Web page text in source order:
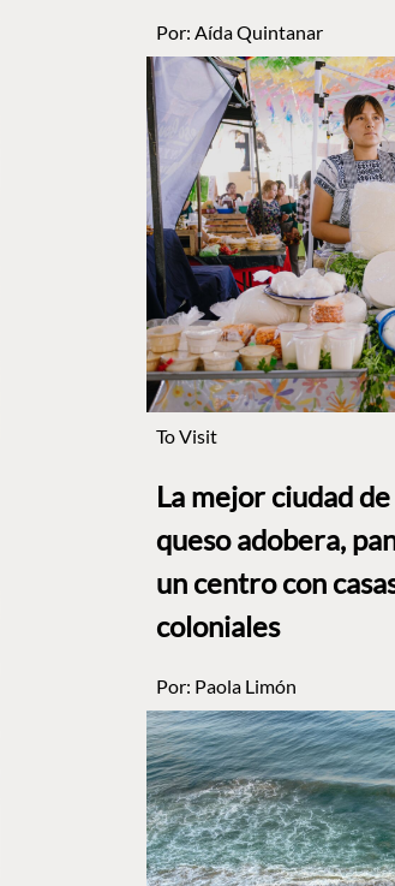
Por: Aída Quintanar
To Visit
La mejor ciudad
queso adobera,
un centro con
coloniales
Por: Paola Limón